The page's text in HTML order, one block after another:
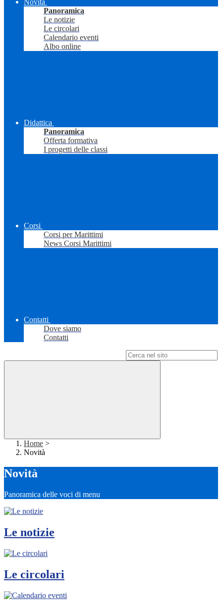
Novità
Panoramica
Le notizie
Le circolari
Calendario eventi
Albo online
Didattica
Panoramica
Offerta formativa
I progetti delle classi
Corsi
Corsi per Marittimi
News Corsi Marittimi
Contatti
Dove siamo
Contatti
Home >
Novità
Novità
Panoramica delle voci di menu
Le notizie
Le circolari